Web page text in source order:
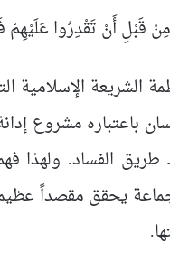
قَبْلِ أَنْ تَقْدِرُوا عَلَيْهِمْ
الشريعة الإسلامية
باعتباره مشروع
الفساد. ولهذا
يحقق مقصداً